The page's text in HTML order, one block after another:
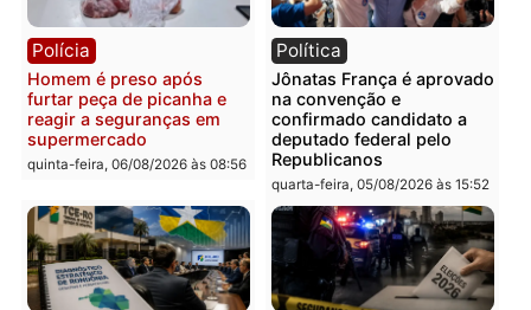
Polícia
Homem é preso com
drogas durante ação da
quinta-feira, 06/08/2026 às 09:02
Polícia
Polícia Civil prende dois
homens por tortura,
tráfico e posse de arma
Itapuã
quinta-feira, 06/08/2026 às